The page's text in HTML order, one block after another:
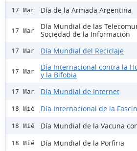
17 Mar Día de la Armada Argentina
17 Mar
Día Mundial de las
Sociedad de la Información
17 Mar Día Mundial del Reciclaje
17 Mar
Día Internacional contra la
y la Bifobia
17 Mar Día Mundial de Internet
18 Mié Día Internacional de la
18 Mié Día Mundial de la Vacuna
18 Mié Día Mundial de la Porfiria